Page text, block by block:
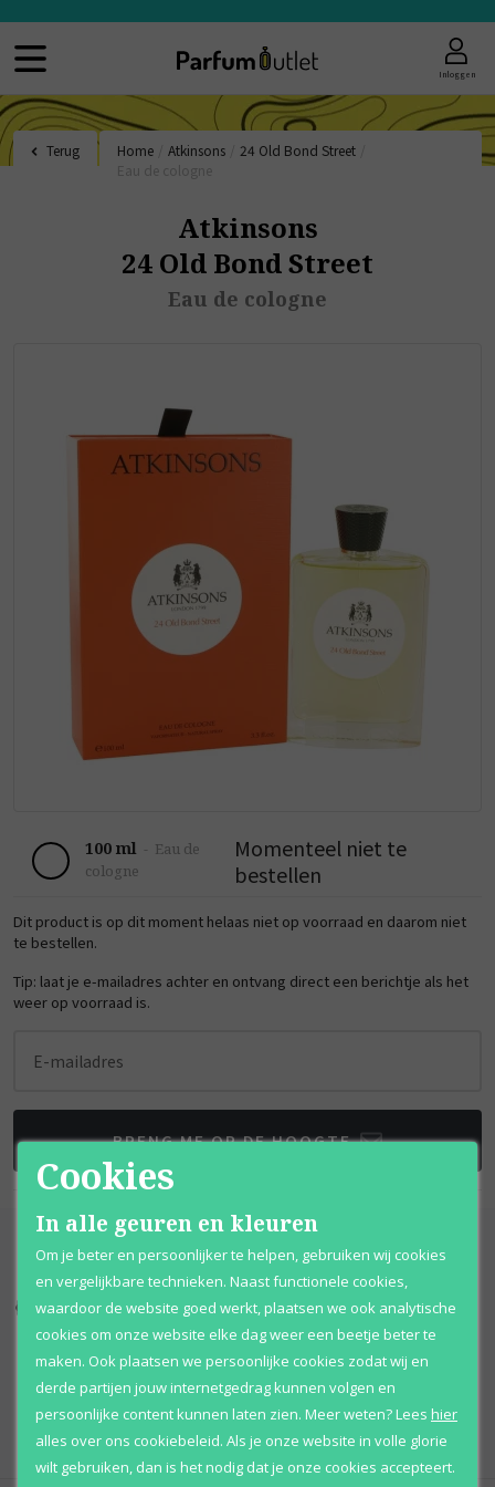
Inloggen
Terug Home Atkinsons 24 Old Bond Street
Atkinsons
24 Old Bond Street
Eau de cologne
100 ml - Eau de
cologne
Momenteel niet te
bestellen
Dit product is op dit moment helaas niet op voorraad en daarom niet
te bestellen.
Tip: laat je e-mailadres achter en ontvang direct een berichtje als het
weer op voorraad is.
E-mailadres
BRENG ME OP DE HOOGTE
Kortingen tot wel 70% Al 12 jaar voordelig
100% originele parfums Afhalen mogelijk
Qshops Keurmerk
Cookies
In alle geuren en kleuren
Om je beter en persoonlijker te helpen, gebruiken wij cookies
en vergelijkbare technieken. Naast functionele cookies,
waardoor de website goed werkt, plaatsen we ook analytische
cookies om onze website elke dag weer een beetje beter te
maken. Ook plaatsen we persoonlijke cookies zodat wij en
derde partijen jouw internetgedrag kunnen volgen en
persoonlijke content kunnen laten zien. Meer weten?Lees hier
alles over ons cookiebeleid. Als je onze website in volle glorie
wilt gebruiken, dan is het nodig dat je onze cookies accepteert.